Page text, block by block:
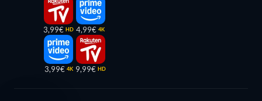
3,99€ HD
3,99€ 4K
4,99€ 4K
9,99€ HD